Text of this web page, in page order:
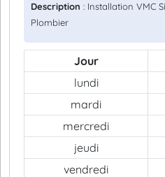
Description : Installation VMC
Plombier
Jour
lundi
mardi
mercredi
jeudi
vendredi